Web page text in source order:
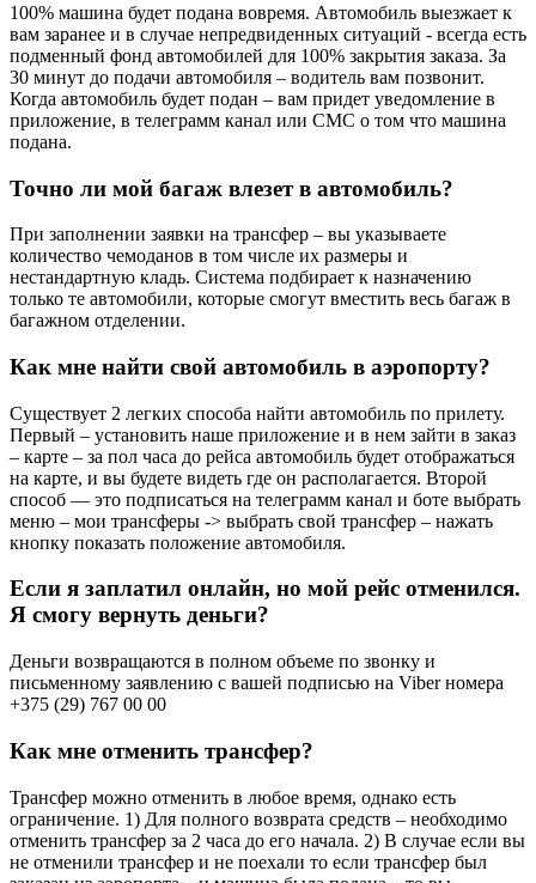
100% машина будет подана вовремя. Автомобиль выезжает к
вам заранее и в случае непредвиденных ситуаций - всегда есть
подменный фонд автомобилей для 100% закрытия заказа. За
30 минут до подачи автомобиля – водитель вам позвонит.
Когда автомобиль будет подан – вам придет уведомление в
приложение, в телеграмм канал или СМС о том что машина
подана.
Точно ли мой багаж влезет в автомобиль?
При заполнении заявки на трансфер – вы указываете
количество чемоданов в том числе их размеры и
нестандартную кладь. Система подбирает к назначению
только те автомобили, которые смогут вместить весь багаж в
багажном отделении.
Как мне найти свой автомобиль в аэропорту?
Существует 2 легких способа найти автомобиль по прилету.
Первый – установить наше приложение и в нем зайти в заказ
– карте – за пол часа до рейса автомобиль будет отображаться
на карте, и вы будете видеть где он располагается. Второй
способ — это подписаться на телеграмм канал и боте выбрать
меню – мои трансферы -> выбрать свой трансфер – нажать
кнопку показать положение автомобиля.
Если я заплатил онлайн, но мой рейс отменился.
Я смогу вернуть деньги?
Деньги возвращаются в полном объеме по звонку и
письменному заявлению с вашей подписью на Viber номера
+375 (29) 767 00 00
Как мне отменить трансфер?
Трансфер можно отменить в любое время, однако есть
ограничение. 1) Для полного возврата средств – необходимо
отменить трансфер за 2 часа до его начала. 2) В случае если вы
не отменили трансфер и не поехали то если трансфер был